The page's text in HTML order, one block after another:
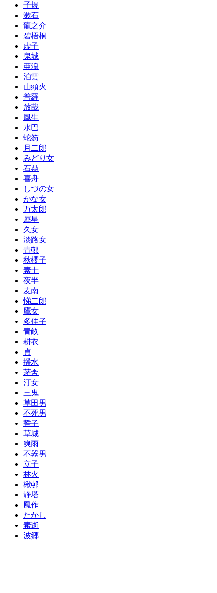
子規
漱石
龍之介
碧梧桐
虚子
鬼城
亜浪
泊雲
山頭火
普羅
放哉
風生
水巴
蛇笏
月二郎
みどり女
石鼎
喜舟
しづの女
かな女
万太郎
犀星
久女
淡路女
青邨
秋櫻子
素十
夜半
麦南
悌二郎
鷹女
多佳子
青畝
耕衣
貞
播水
茅舎
汀女
三鬼
草田男
不死男
誓子
草城
爽雨
不器男
立子
林火
楸邨
静塔
鳳作
たかし
素逝
波郷